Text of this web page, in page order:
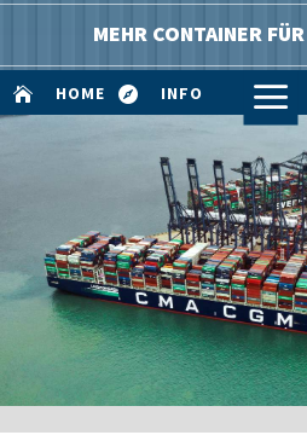
MEHR CONTAINER
 HOME  INFO a